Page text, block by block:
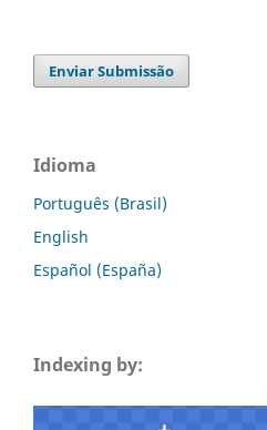
Enviar Submissão
Idioma
Português (Brasil)
English
Español (España)
Indexing by: